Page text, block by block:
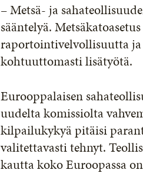
– Metsä- ja
sääntelyä.
raportointivelvollisuutta
kohtuuttomasti lisätyötä.
Eurooppalaisen
uudelta komissiolta
kilpailukykyä pitäisi
valitettavasti tehnyt.
kautta koko Euroopassa